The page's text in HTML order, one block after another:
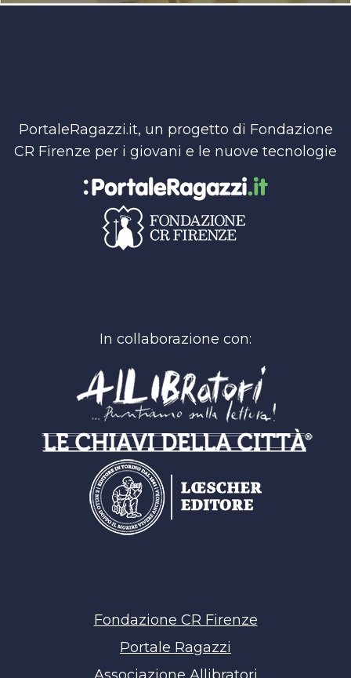
PortaleRagazzi.it, un progetto di Fondazione
CR Firenze per i giovani e le nuove tecnologie
In collaborazione con:
Fondazione CR Firenze
Portale Ragazzi